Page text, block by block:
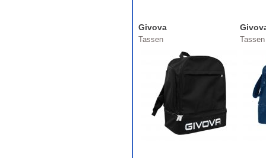
Givova
Tassen Tassen